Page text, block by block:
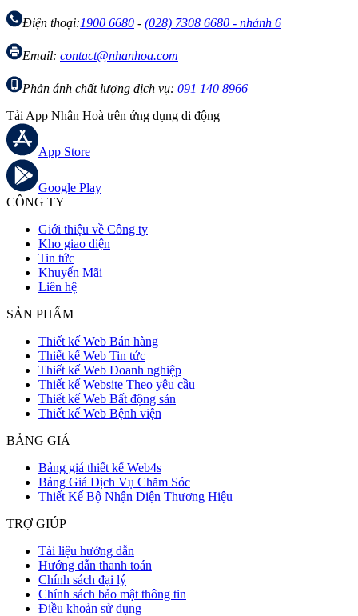
Điện thoại:1900 6680 - (028) 7308 6680 - nhánh 6
Email: contact@nhanhoa.com
Phản ánh chất lượng dịch vụ: 091 140 8966
Tải App Nhân Hoà trên ứng dụng di động
App Store
Google Play
CÔNG TY
Giới thiệu về Công ty
Kho giao diện
Tin tức
Khuyến Mãi
Liên hệ
SẢN PHẨM
Thiết kế Web Bán hàng
Thiết kế Web Tin tức
Thiết kế Web Doanh nghiệp
Thiết kế Website Theo yêu cầu
Thiết kế Web Bất động sản
Thiết kế Web Bệnh viện
BẢNG GIÁ
Bảng giá thiết kế Web4s
Bảng Giá Dịch Vụ Chăm Sóc
Thiết Kế Bộ Nhận Diện Thương Hiệu
TRỢ GIÚP
Tài liệu hướng dẫn
Hướng dẫn thanh toán
Chính sách đại lý
Chính sách bảo mật thông tin
Điều khoản sử dụng